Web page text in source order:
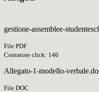
gestione-assemblee-
File PDF
Contatore click: 146
Allegato-1-modello-
File DOC